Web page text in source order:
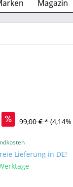
Magazin
99,00 € *
Lieferung in DE!